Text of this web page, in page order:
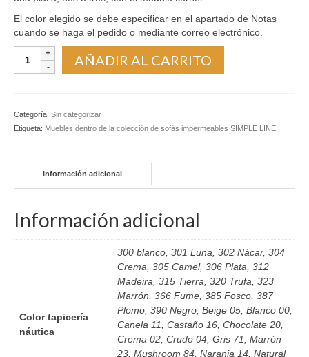
El color elegido se debe especificar en el apartado de Notas
cuando se haga el pedido o mediante correo electrónico.
Line
sin
143
cantidad
AÑADIR AL CARRITO
Categoría: Sin categorizar
Etiqueta: Muebles dentro de la colección de sofás impermeables SIMPLE LINE
Información adicional
Información adicional
Color tapicería
náutica
300 blanco, 301 Luna, 302 Nácar, 304
Crema, 305 Camel, 306 Plata, 312
Madeira, 315 Tierra, 320 Trufa, 323
Marrón, 366 Fume, 385 Fosco, 387
Plomo, 390 Negro, Beige 05, Blanco 00,
Canela 11, Castaño 16, Chocolate 20,
Crema 02, Crudo 04, Gris 71, Marrón
23, Mushroom 84, Naranja 14, Natural